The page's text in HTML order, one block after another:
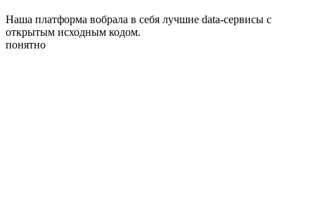
Наша платформа вобрала в себя лучшие data-сервисы с
открытым исходным кодом.
понятно